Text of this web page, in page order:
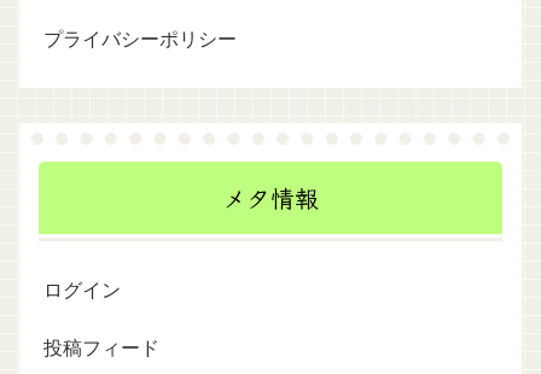
プライバシーポリシー
メタ情報
ログイン
投稿フィード